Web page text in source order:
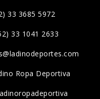
33 3685 5972
33 1041 2633
Ropa Deportiva